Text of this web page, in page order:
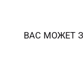
ВАС МОЖЕТ